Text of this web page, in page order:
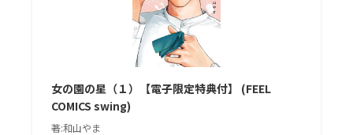
女の園の星（１）【電子限定特典付】 (FEEL
COMICS swing)
著:和山やま